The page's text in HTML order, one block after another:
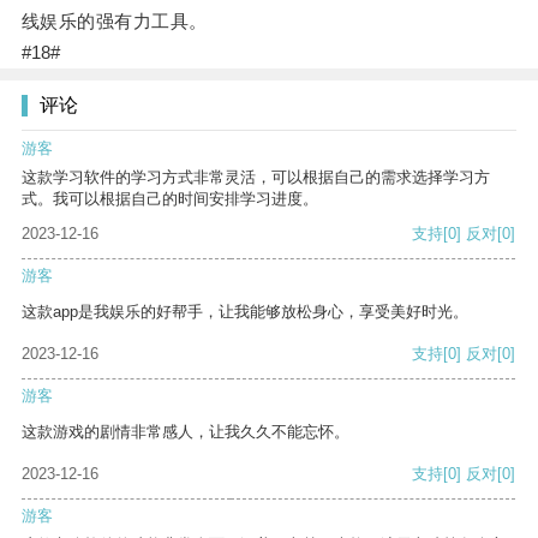
线娱乐的强有力工具。
#18#
评论
游客
这款学习软件的学习方式非常灵活，可以根据自己的需求选择学习方
式。我可以根据自己的时间安排学习进度。
2023-12-16
支持[0] 反对[0]
游客
这款app是我娱乐的好帮手，让我能够放松身心，享受美好时光。
2023-12-16 支持[0] 反对[0]
游客
这款游戏的剧情非常感人，让我久久不能忘怀。
2023-12-16 支持[0] 反对[0]
游客